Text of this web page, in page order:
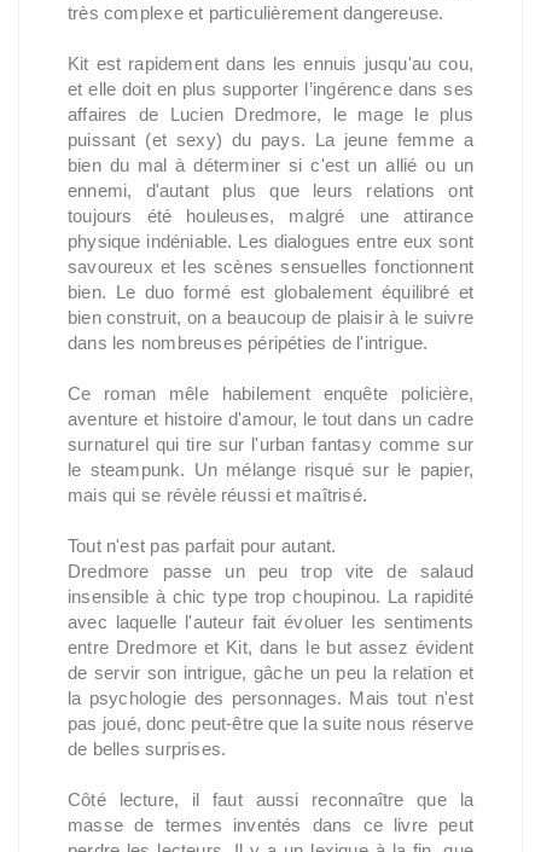
très complexe et particulièrement dangereuse.
Kit est rapidement dans les ennuis jusqu'au cou,
et elle doit en plus supporter l’ingérence dans ses
affaires de Lucien Dredmore, le mage le plus
puissant (et sexy) du pays. La jeune femme a
bien du mal à déterminer si c'est un allié ou un
ennemi, d'autant plus que leurs relations ont
toujours été houleuses, malgré une attirance
physique indéniable. Les dialogues entre eux sont
savoureux et les scènes sensuelles fonctionnent
bien. Le duo formé est globalement équilibré et
bien construit, on a beaucoup de plaisir à le suivre
dans les nombreuses péripéties de l'intrigue.
Ce roman mêle habilement enquête policière,
aventure et histoire d'amour, le tout dans un cadre
surnaturel qui tire sur l'urban fantasy comme sur
le steampunk. Un mélange risqué sur le papier,
mais qui se révèle réussi et maîtrisé.
Tout n'est pas parfait pour autant.
Dredmore passe un peu trop vite de salaud
insensible à chic type trop choupinou. La rapidité
avec laquelle l'auteur fait évoluer les sentiments
entre Dredmore et Kit, dans le but assez évident
de servir son intrigue, gâche un peu la relation et
la psychologie des personnages. Mais tout n'est
pas joué, donc peut-être que la suite nous réserve
de belles surprises.
Côté lecture, il faut aussi reconnaître que la
masse de termes inventés dans ce livre peut